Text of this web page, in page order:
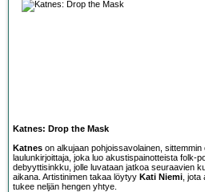
Katnes: Drop the Mask
Katnes on alkujaan pohjoissavolainen, sittemmin
laulunkirjoittaja, joka luo akustispainotteista folk-
debyyttisinkku, jolle luvataan jatkoa seuraavien
aikana. Artistinimen takaa löytyy Kati Niemi ,
tukee neljän hengen yhtye.